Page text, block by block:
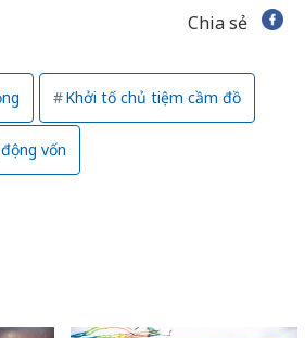
Chia sẻ
Khởi tố chủ tiệm cầm đồ
vốn